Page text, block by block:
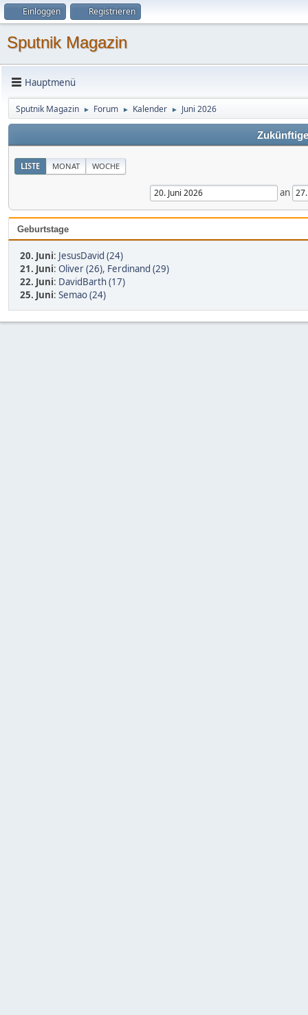
Einloggen Registrieren
Sputnik Magazin
Hauptmenü
Sputnik Magazin ► Forum ► Kalender ► Juni 2026
LISTE MONAT WOCHE
an
Geburtstage
20. Juni: JesusDavid (24)
21. Juni: Oliver (26), Ferdinand (29)
22. Juni: DavidBarth (17)
25. Juni: Semao (24)